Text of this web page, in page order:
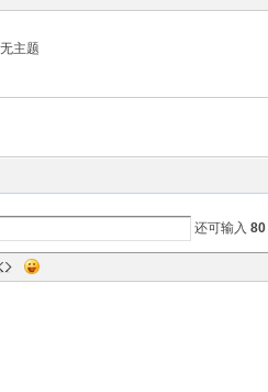
主题
还可输入80